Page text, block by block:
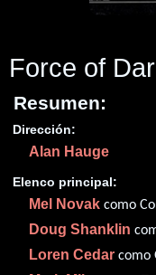
Force of
Resumen:
Dirección:
Alan Hauge
Elenco principal:
Mel Novak como
Doug Shanklin
Loren Cedar como